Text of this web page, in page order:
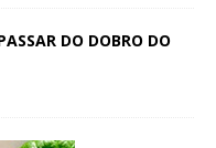
DO DOBRO DO